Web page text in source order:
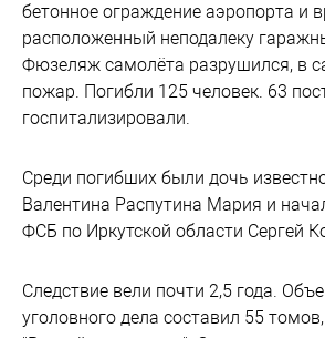
бетонное ограждение аэропорта и
расположенный неподалеку
Фюзеляж самолёта разрушился, в
пожар. Погибли 125 человек. 63
госпитализировали.
Среди погибших были дочь
Валентина Распутина Мария и
ФСБ по Иркутской области Сергей
Следствие вели почти 2,5 года.
уголовного дела составил 55 томов,